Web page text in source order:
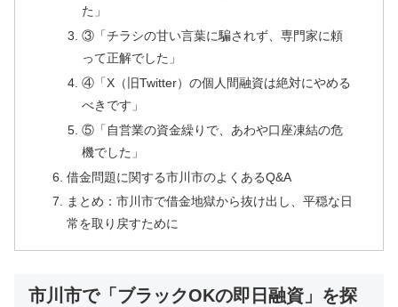
た」
③「チラシの甘い言葉に騙されず、専門家に頼
って正解でした」
④「X（旧Twitter）の個人間融資は絶対にやめる
べきです」
⑤「自営業の資金繰りで、あわや口座凍結の危
機でした」
借金問題に関する市川市のよくあるQ&A
まとめ：市川市で借金地獄から抜け出し、平穏な日
常を取り戻すために
市川市で「ブラックOKの即日融資」を探